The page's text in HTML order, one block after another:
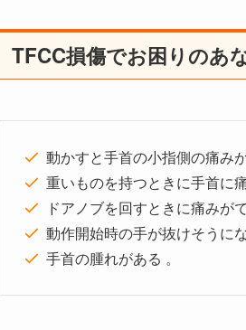
TFCC損傷でお困りのあ
動かすと手首の小指側の痛みが
重いものを持つときに手首に
ドアノブを回すときに痛みが
動作開始時の手が抜けそうに
手首の腫れがある 。